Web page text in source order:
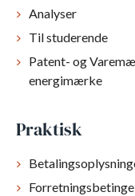
Analyser
Til studerende
Patent- og
energimærke
Praktisk